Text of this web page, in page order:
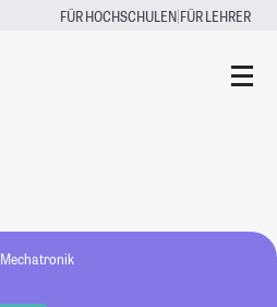
FÜR HOCHSCHULEN|FÜR LEHRER
Mechatronik